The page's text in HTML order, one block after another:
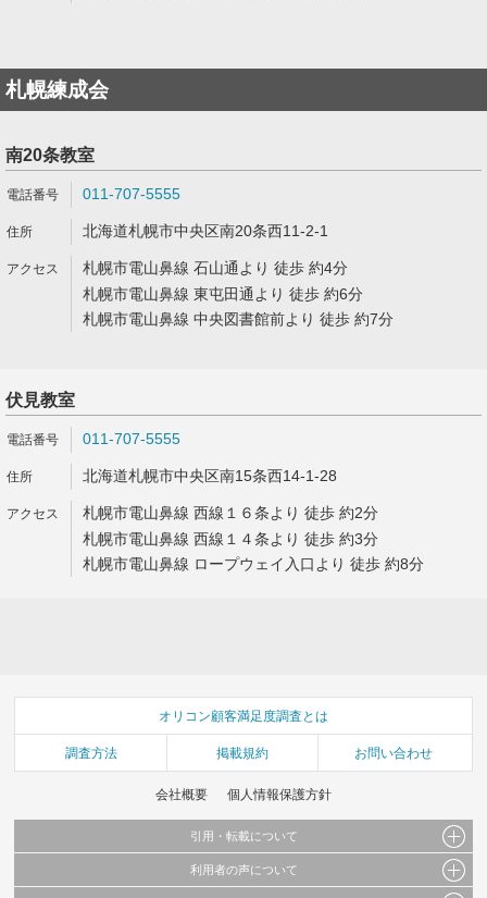
札幌練成会
南20条教室
011-707-5555
北海道札幌市中央区南20条西11-2-1
札幌市電山鼻線 石山通より 徒歩 約4分
札幌市電山鼻線 東屯田通より 徒歩 約6分
札幌市電山鼻線 中央図書館前より 徒歩 約7分
伏見教室
011-707-5555
北海道札幌市中央区南15条西14-1-28
札幌市電山鼻線 西線１６条より 徒歩 約2分
札幌市電山鼻線 西線１４条より 徒歩 約3分
札幌市電山鼻線 ロープウェイ入口より 徒歩 約8分
オリコン顧客満足度調査とは
調査方法 掲載規約 お問い合わせ
会社概要 個人情報保護方針
引用・転載について
当サイトで公開されている情報（文字、写真、イラスト、画像データ等）及びこれらの配
利用者の声について